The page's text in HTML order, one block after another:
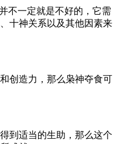
不一定就是不好的，它需
十神关系以及其他因素来
创造力，那么枭神夺食可
到适当的生助，那么这个